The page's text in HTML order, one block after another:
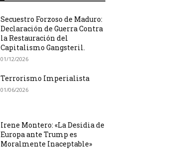
Secuestro Forzoso de Maduro:
Declaración de Guerra Contra
la Restauración del
Capitalismo Gangsteril.
01/12/2026
Terrorismo Imperialista
01/06/2026
Irene Montero: «La Desidia de
Europa ante Trump es
Moralmente Inaceptable»